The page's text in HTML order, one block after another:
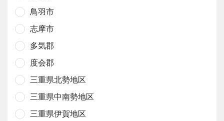
鳥羽市
志摩市
多気郡
度会郡
三重県北勢地区
三重県中南勢地区
三重県伊賀地区